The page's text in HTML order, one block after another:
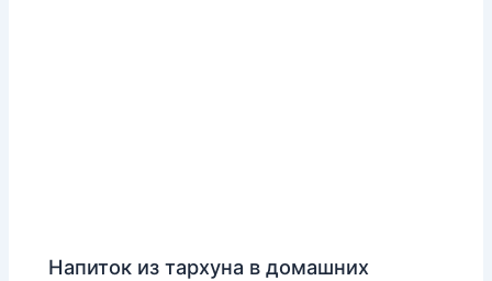
Напиток из тархуна в домашних